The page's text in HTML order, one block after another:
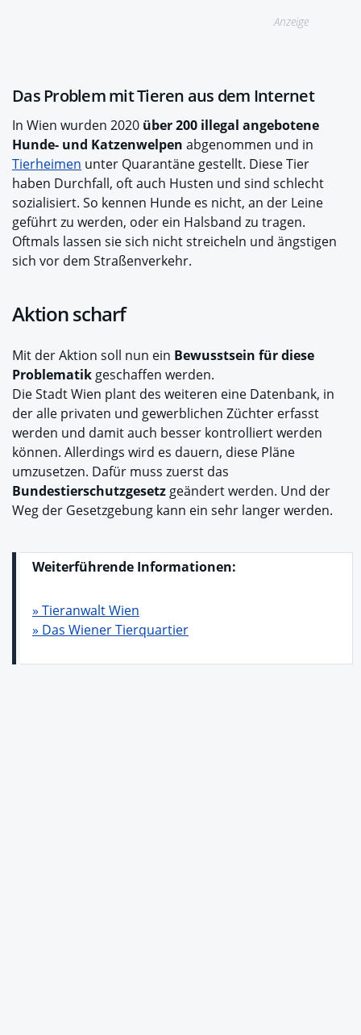
Anzeige
Das Problem mit Tieren aus dem Internet
In Wien wurden 2020 über 200 illegal angebotene
Hunde- und Katzenwelpen abgenommen und in
Tierheimen unter Quarantäne gestellt. Diese Tier
haben Durchfall, oft auch Husten und sind schlecht
sozialisiert. So kennen Hunde es nicht, an der Leine
geführt zu werden, oder ein Halsband zu tragen.
Oftmals lassen sie sich nicht streicheln und ängstigen
sich vor dem Straßenverkehr.
Aktion scharf
Mit der Aktion soll nun ein Bewusstsein für diese
Problematik geschaffen werden.
Die Stadt Wien plant des weiteren eine Datenbank, in
der alle privaten und gewerblichen Züchter erfasst
werden und damit auch besser kontrolliert werden
können. Allerdings wird es dauern, diese Pläne
umzusetzen. Dafür muss zuerst das
Bundestierschutzgesetz geändert werden. Und der
Weg der Gesetzgebung kann ein sehr langer werden.
Weiterführende Informationen:
» Tieranwalt Wien
» Das Wiener Tierquartier